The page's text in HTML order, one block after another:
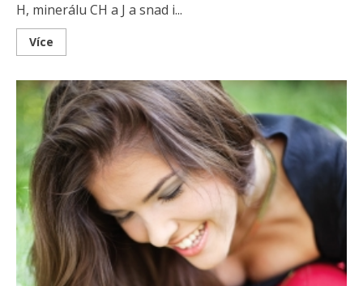
H, minerálu CH a J a snad i...
Více
more
zdraví
aneb
znáte
vitamíny
–
díl
IV.